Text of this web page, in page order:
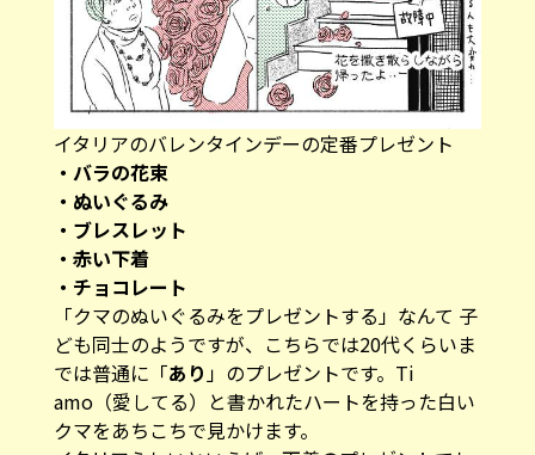
イタリアのバレンタインデーの定番プレゼント
・バラの花束
・ぬいぐるみ
・ブレスレット
・赤い下着
・チョコレート
「クマのぬいぐるみをプレゼントする」なんて 子
ども同士のようですが、こちらでは20代くらいま
では普通に「あり」のプレゼントです。Ti
amo（愛してる）と書かれたハートを持った白い
クマをあちこちで見かけます。